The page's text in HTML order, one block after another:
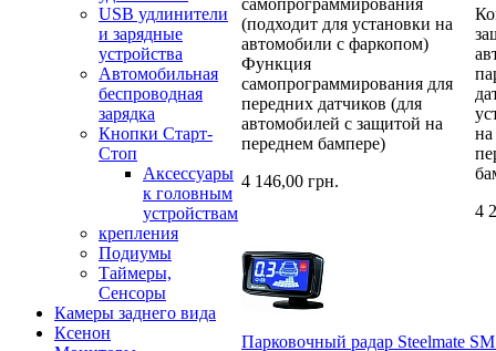
USB удлинители
и зарядные
устройства
Автомобильная
беспроводная
зарядка
Кнопки Старт-
Стоп
Аксессуары
к головным
устройствам
крепления
Подиумы
Таймеры,
Сенсоры
Камеры заднего вида
Ксенон
самопрограммирования
(подходит для установки на
автомобили с фаркопом)
Функция
самопрограммирования для
передних датчиков (для
автомобилей с защитой на
переднем бампере)
4 146,00 грн.
4
Парковочный радар Steelmate